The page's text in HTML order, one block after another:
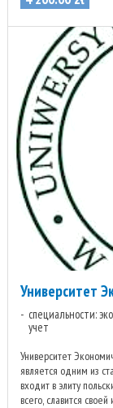
Университет
специальности:
учет
Университет
является одним из
входит в элиту
всего, славится